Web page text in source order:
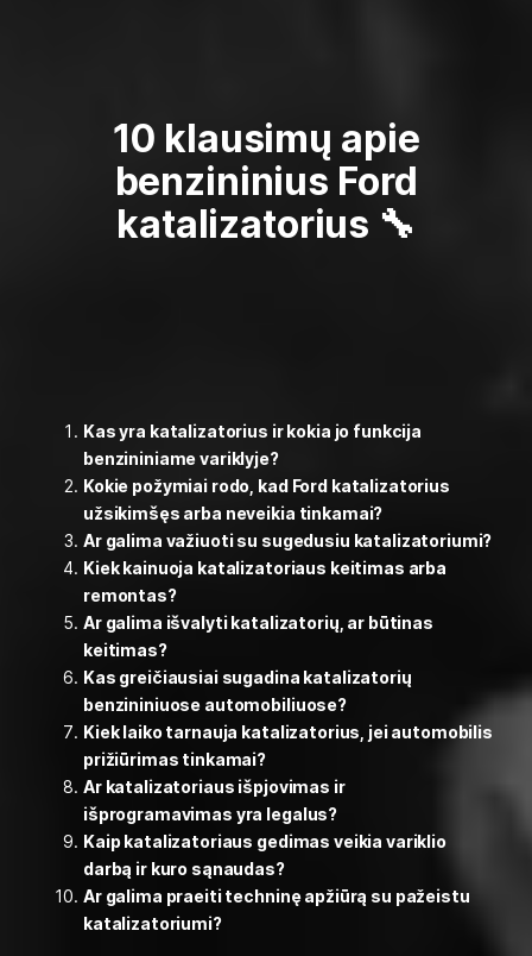
10 klausimų apie
benzininius Ford
katalizatorius 🔧
Kas yra katalizatorius ir kokia jo funkcija
benzininiame variklyje?
Kokie požymiai rodo, kad Ford katalizatorius
užsikimšęs arba neveikia tinkamai?
Ar galima važiuoti su sugedusiu katalizatoriumi?
Kiek kainuoja katalizatoriaus keitimas arba
remontas?
Ar galima išvalyti katalizatorių, ar būtinas
keitimas?
Kas greičiausiai sugadina katalizatorių
benzininiuose automobiliuose?
Kiek laiko tarnauja katalizatorius, jei automobilis
prižiūrimas tinkamai?
Ar katalizatoriaus išpjovimas ir
išprogramavimas yra legalus?
Kaip katalizatoriaus gedimas veikia variklio
darbą ir kuro sąnaudas?
Ar galima praeiti techninę apžiūrą su pažeistu
katalizatoriumi?